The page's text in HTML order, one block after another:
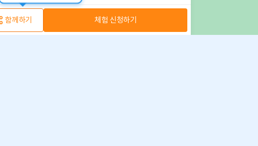
함께하기 체험 신청하기